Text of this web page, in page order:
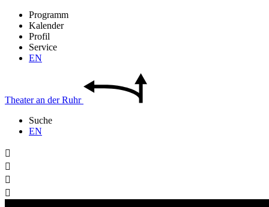
Programm
Kalender
Profil
Service
EN
Theateran derRuhr
Suche
EN



